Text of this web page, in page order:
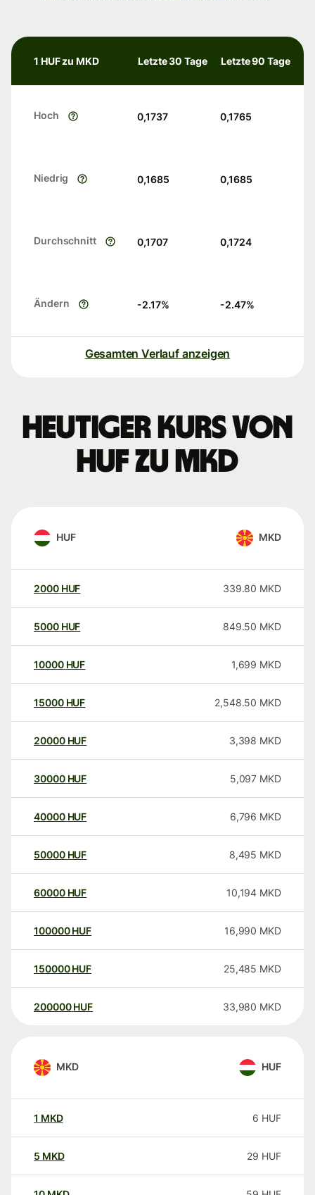
1 HUF zu MKD Letzte 30 Tage Letzte 90 Tage
Hoch 0,1737 0,1765
Niedrig 0,1685 0,1685
Durchschnitt 0,1707 0,1724
Ändern -2.17% -2.47%
Gesamten Verlauf anzeigen
Heutiger Kurs von
HUF zu MKD
HUF MKD
2000 HUF 339.80 MKD
5000 HUF 849.50 MKD
10000 HUF 1,699 MKD
15000 HUF 2,548.50 MKD
20000 HUF 3,398 MKD
30000 HUF 5,097 MKD
40000 HUF 6,796 MKD
50000 HUF 8,495 MKD
60000 HUF 10,194 MKD
100000 HUF 16,990 MKD
150000 HUF 25,485 MKD
200000 HUF 33,980 MKD
MKD HUF
1 MKD 6 HUF
5 MKD 29 HUF